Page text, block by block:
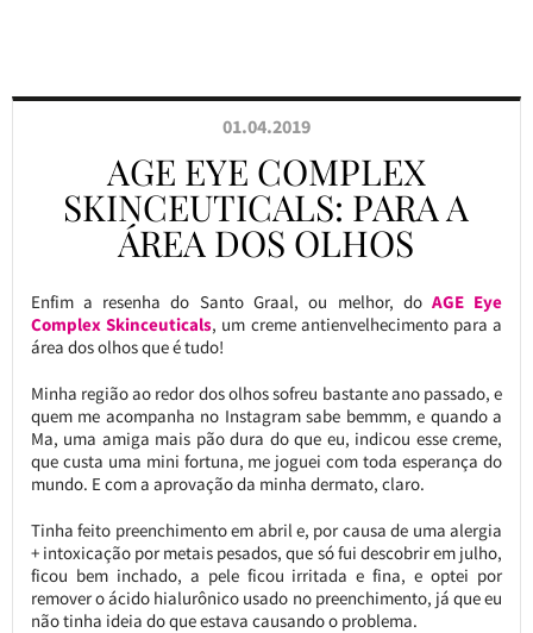
01.04.2019
AGE EYE COMPLEX
SKINCEUTICALS: PARA A
ÁREA DOS OLHOS
Enfim a resenha do Santo Graal, ou melhor, doAGE Eye
Complex Skinceuticals, um creme antienvelhecimento para a
área dos olhos que é tudo!
Minha região ao redor dos olhos sofreu bastante ano passado, e
quem me acompanha no Instagram sabe bemmm, e quando a
Ma, uma amiga mais pão dura do que eu, indicou esse creme,
que custa uma mini fortuna, me joguei com toda esperança do
mundo. E com a aprovação da minha dermato, claro.
Tinha feito preenchimento em abril e, por causa de uma alergia
+ intoxicação por metais pesados, que só fui descobrir em julho,
ficou bem inchado, a pele ficou irritada e fina, e optei por
remover o ácido hialurônico usado no preenchimento, já que eu
não tinha ideia do que estava causando o problema.